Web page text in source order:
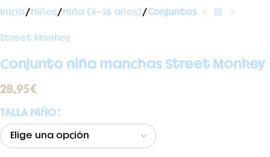
Inicio Niños Niña (4-16 años) Conjuntos
Street Monkey
Conjunto niña manchas Street Monkey
28,95€
TALLA NIÑO